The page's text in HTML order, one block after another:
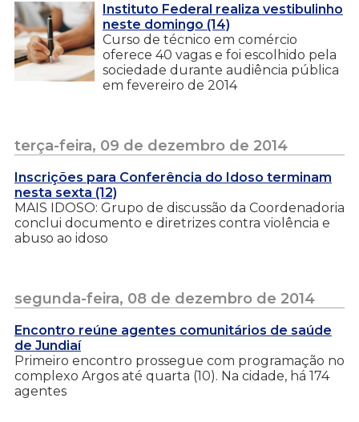
Instituto Federal realiza vestibulinho
neste domingo (14)
Curso de técnico em comércio
oferece 40 vagas e foi escolhido pela
sociedade durante audiência pública
em fevereiro de 2014
terça-feira, 09 de dezembro de 2014
Inscrições para Conferência do Idoso terminam
nesta sexta (12)
MAIS IDOSO: Grupo de discussão da Coordenadoria
conclui documento e diretrizes contra violência e
abuso ao idoso
segunda-feira, 08 de dezembro de 2014
Encontro reúne agentes comunitários de saúde
de Jundiaí
Primeiro encontro prossegue com programação no
complexo Argos até quarta (10). Na cidade, há 174
agentes